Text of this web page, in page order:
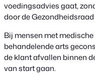
voedingsadvies gaat,
door de
Bij mensen met
behandelende arts
de klant afvallen binnen
van start gaan.